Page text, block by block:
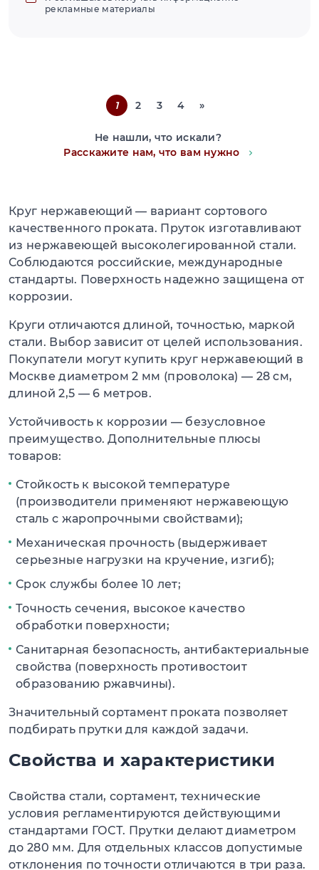
рекламные материалы
1 2 3 4 »
Не нашли, что искали?
Расскажите нам, что вам нужно
Круг нержавеющий — вариант сортового
качественного проката. Пруток изготавливают
из нержавеющей высоколегированной стали.
Соблюдаются российские, международные
стандарты. Поверхность надежно защищена от
коррозии.
Круги отличаются длиной, точностью, маркой
стали. Выбор зависит от целей использования.
Покупатели могут купить круг нержавеющий в
Москве диаметром 2 мм (проволока) — 28 см,
длиной 2,5 — 6 метров.
Устойчивость к коррозии — безусловное
преимущество. Дополнительные плюсы
товаров:
Стойкость к высокой температуре
(производители применяют нержавеющую
сталь с жаропрочными свойствами);
Механическая прочность (выдерживает
серьезные нагрузки на кручение, изгиб);
Срок службы более 10 лет;
Точность сечения, высокое качество
обработки поверхности;
Санитарная безопасность, антибактериальные
свойства (поверхность противостоит
образованию ржавчины).
Значительный сортамент проката позволяет
подбирать прутки для каждой задачи.
Свойства и характеристики
Свойства стали, сортамент, технические
условия регламентируются действующими
стандартами ГОСТ. Прутки делают диаметром
до 280 мм. Для отдельных классов допустимые
отклонения по точности отличаются в три раза.